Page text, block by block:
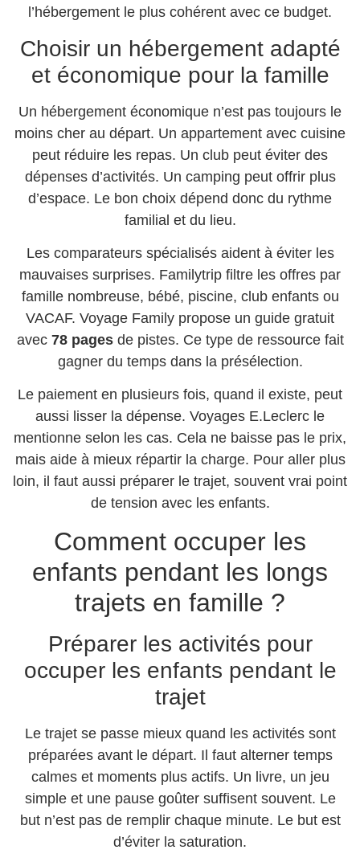
l’hébergement le plus cohérent avec ce budget.
Choisir un hébergement adapté
et économique pour la famille
Un hébergement économique n’est pas toujours le
moins cher au départ. Un appartement avec cuisine
peut réduire les repas. Un club peut éviter des
dépenses d’activités. Un camping peut offrir plus
d’espace. Le bon choix dépend donc du rythme
familial et du lieu.
Les comparateurs spécialisés aident à éviter les
mauvaises surprises. Familytrip filtre les offres par
famille nombreuse, bébé, piscine, club enfants ou
VACAF. Voyage Family propose un guide gratuit
avec 78 pagesde pistes. Ce type de ressource fait
gagner du temps dans la présélection.
Le paiement en plusieurs fois, quand il existe, peut
aussi lisser la dépense. Voyages E.Leclerc le
mentionne selon les cas. Cela ne baisse pas le prix,
mais aide à mieux répartir la charge. Pour aller plus
loin, il faut aussi préparer le trajet, souvent vrai point
de tension avec les enfants.
Comment occuper les
enfants pendant les longs
trajets en famille ?
Préparer les activités pour
occuper les enfants pendant le
trajet
Le trajet se passe mieux quand les activités sont
préparées avant le départ. Il faut alterner temps
calmes et moments plus actifs. Un livre, un jeu
simple et une pause goûter suffisent souvent. Le
but n’est pas de remplir chaque minute. Le but est
d’éviter la saturation.